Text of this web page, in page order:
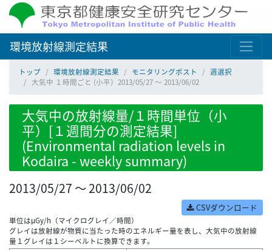
環境放射線測定結果
トップ 環境放射線測定結果 モニタリングポスト
週選択
大気中 １時間ごと (小平）2013/05/27 ～ 2013/06/02
大気中の放射線量/１時間単位（小
平）[１週間分の測定結果]
(Environmental radiation levels in
Kodaira - weekly summary)
2013/05/27 ～ 2013/06/02
CSVダウンロード
単位はμGy/h（マイクログレイ／時間）
グレイは放射線が物質に当たった時のエネルギー量を表し、大気中の放射線
量１グレイは１シーベルトに換算できます。